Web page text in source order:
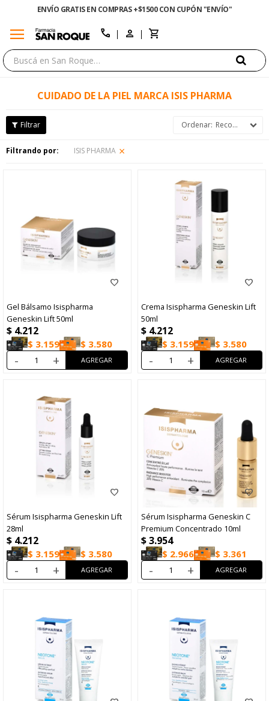
ENVÍO GRATIS EN COMPRAS +$1500 CON CUPÓN "ENVÍO"
menu call
CUIDADO DE LA PIEL MARCA ISIS PHARMA
Recomendados
Filtrando por: ISIS PHARMA
Gel Bálsamo Isispharma
Geneskin Lift 50ml
$ 4.212
$ 3.159 $ 3.580
- +
Crema Isispharma Geneskin Lift
50ml
$ 4.212
$ 3.159 $ 3.580
- +
Sérum Isispharma Geneskin Lift
28ml
$ 4.212
$ 3.159 $ 3.580
- +
Sérum Isispharma Geneskin C
Premium Concentrado 10ml
$3.954
$ 2.966 $ 3.361
- +
close